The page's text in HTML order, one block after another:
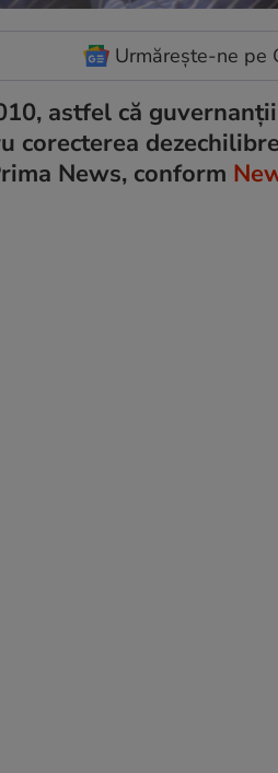
Urmărește-ne pe
astfel că
corecterea
News, conform